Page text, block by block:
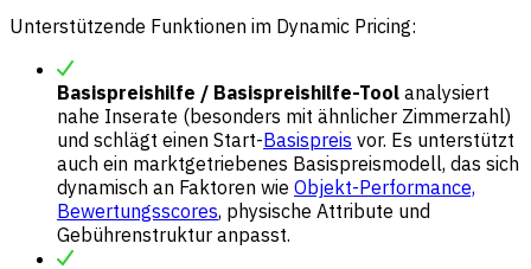
Unterstützende Funktionen im Dynamic Pricing:
Basispreishilfe / Basispreishilfe-Tool analysiert
nahe Inserate (besonders mit ähnlicher Zimmerzahl)
und schlägt einen Start-Basispreis vor. Es unterstützt
auch ein marktgetriebenes Basispreismodell, das sich
dynamisch an Faktoren wie Objekt-Performance,
Bewertungsscores, physische Attribute und
Gebührenstruktur anpasst.